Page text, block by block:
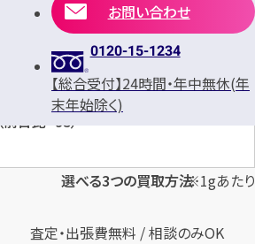
13,343円
（前日比 -95）
※1gあたり
お問い合わせ
0120-15-1234
【総合受付】24時間・年中無休(年
末年始除く)
選べる3つの買取方法
査定・出張費無料 / 相談のみOK